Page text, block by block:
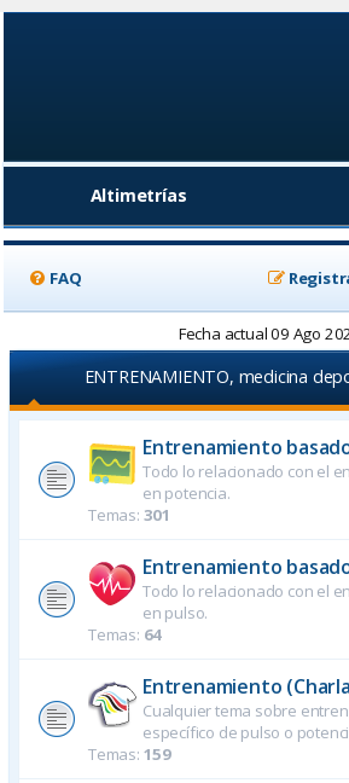
Altimetrías
FAQ
Fecha actual 09 Ago
ENTRENAMIENTO, medicina
Entrenamiento
Todo lo relacionado con el
en potencia.
Temas: 301
Entrenamiento
Todo lo relacionado con el
en pulso.
Temas: 64
Entrenamiento
Cualquier tema sobre
específico de pulso o
Temas: 159